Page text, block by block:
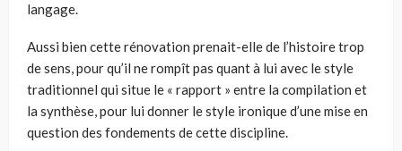
langage.
Aussi bien cette rénovation prenait-elle de l’histoire trop
de sens, pour qu’il ne rompît pas quant à lui avec le style
traditionnel qui situe le « rapport » entre la compilation et
la synthèse, pour lui donner le style ironique d’une mise en
question des fondements de cette discipline.